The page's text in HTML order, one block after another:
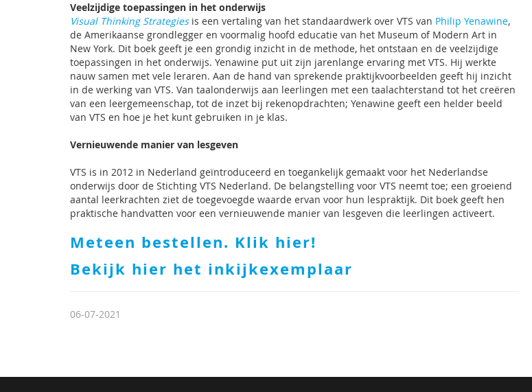
Veelzijdige toepassingen in het onderwijs
Visual Thinking Strategiesis een vertaling van het standaardwerk over VTS van Philip Yenawine,
de Amerikaanse grondlegger en voormalig hoofd educatie van het Museum of Modern Art in
New York. Dit boek geeft je een grondig inzicht in de methode, het ontstaan en de veelzijdige
toepassingen in het onderwijs. Yenawine put uit zijn jarenlange ervaring met VTS. Hij werkte
nauw samen met vele leraren. Aan de hand van sprekende praktijkvoorbeelden geeft hij inzicht
in de werking van VTS. Van taalonderwijs aan leerlingen met een taalachterstand tot het creëren
van een leergemeenschap, tot de inzet bij rekenopdrachten; Yenawine geeft een helder beeld
van VTS en hoe je het kunt gebruiken in je klas.
Vernieuwende manier van lesgeven
VTS is in 2012 in Nederland geïntroduceerd en toegankelijk gemaakt voor het Nederlandse
onderwijs door de Stichting VTS Nederland. De belangstelling voor VTS neemt toe; een groeiend
aantal leerkrachten ziet de toegevoegde waarde ervan voor hun lespraktijk. Dit boek geeft hen
praktische handvatten voor een vernieuwende manier van lesgeven die leerlingen activeert.
Meteen bestellen. Klik hier!
Bekijk hier het inkijkexemplaar
06-07-2021